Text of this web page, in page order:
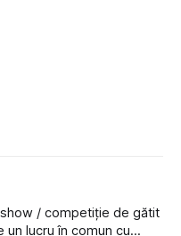
/ competiție de gătit
un lucru în comun cu